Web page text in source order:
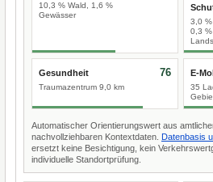
10,3 % Wald, 1,6 %
Gewässer
3,0 %
0,3
Gesundheit
Traumazentrum 9,0 km
76 E-
35
Automatischer Orientierungswert aus
nachvollziehbaren Kontextdaten. Datenbasis
ersetzt keine Besichtigung, kein
individuelle Standortprüfung.